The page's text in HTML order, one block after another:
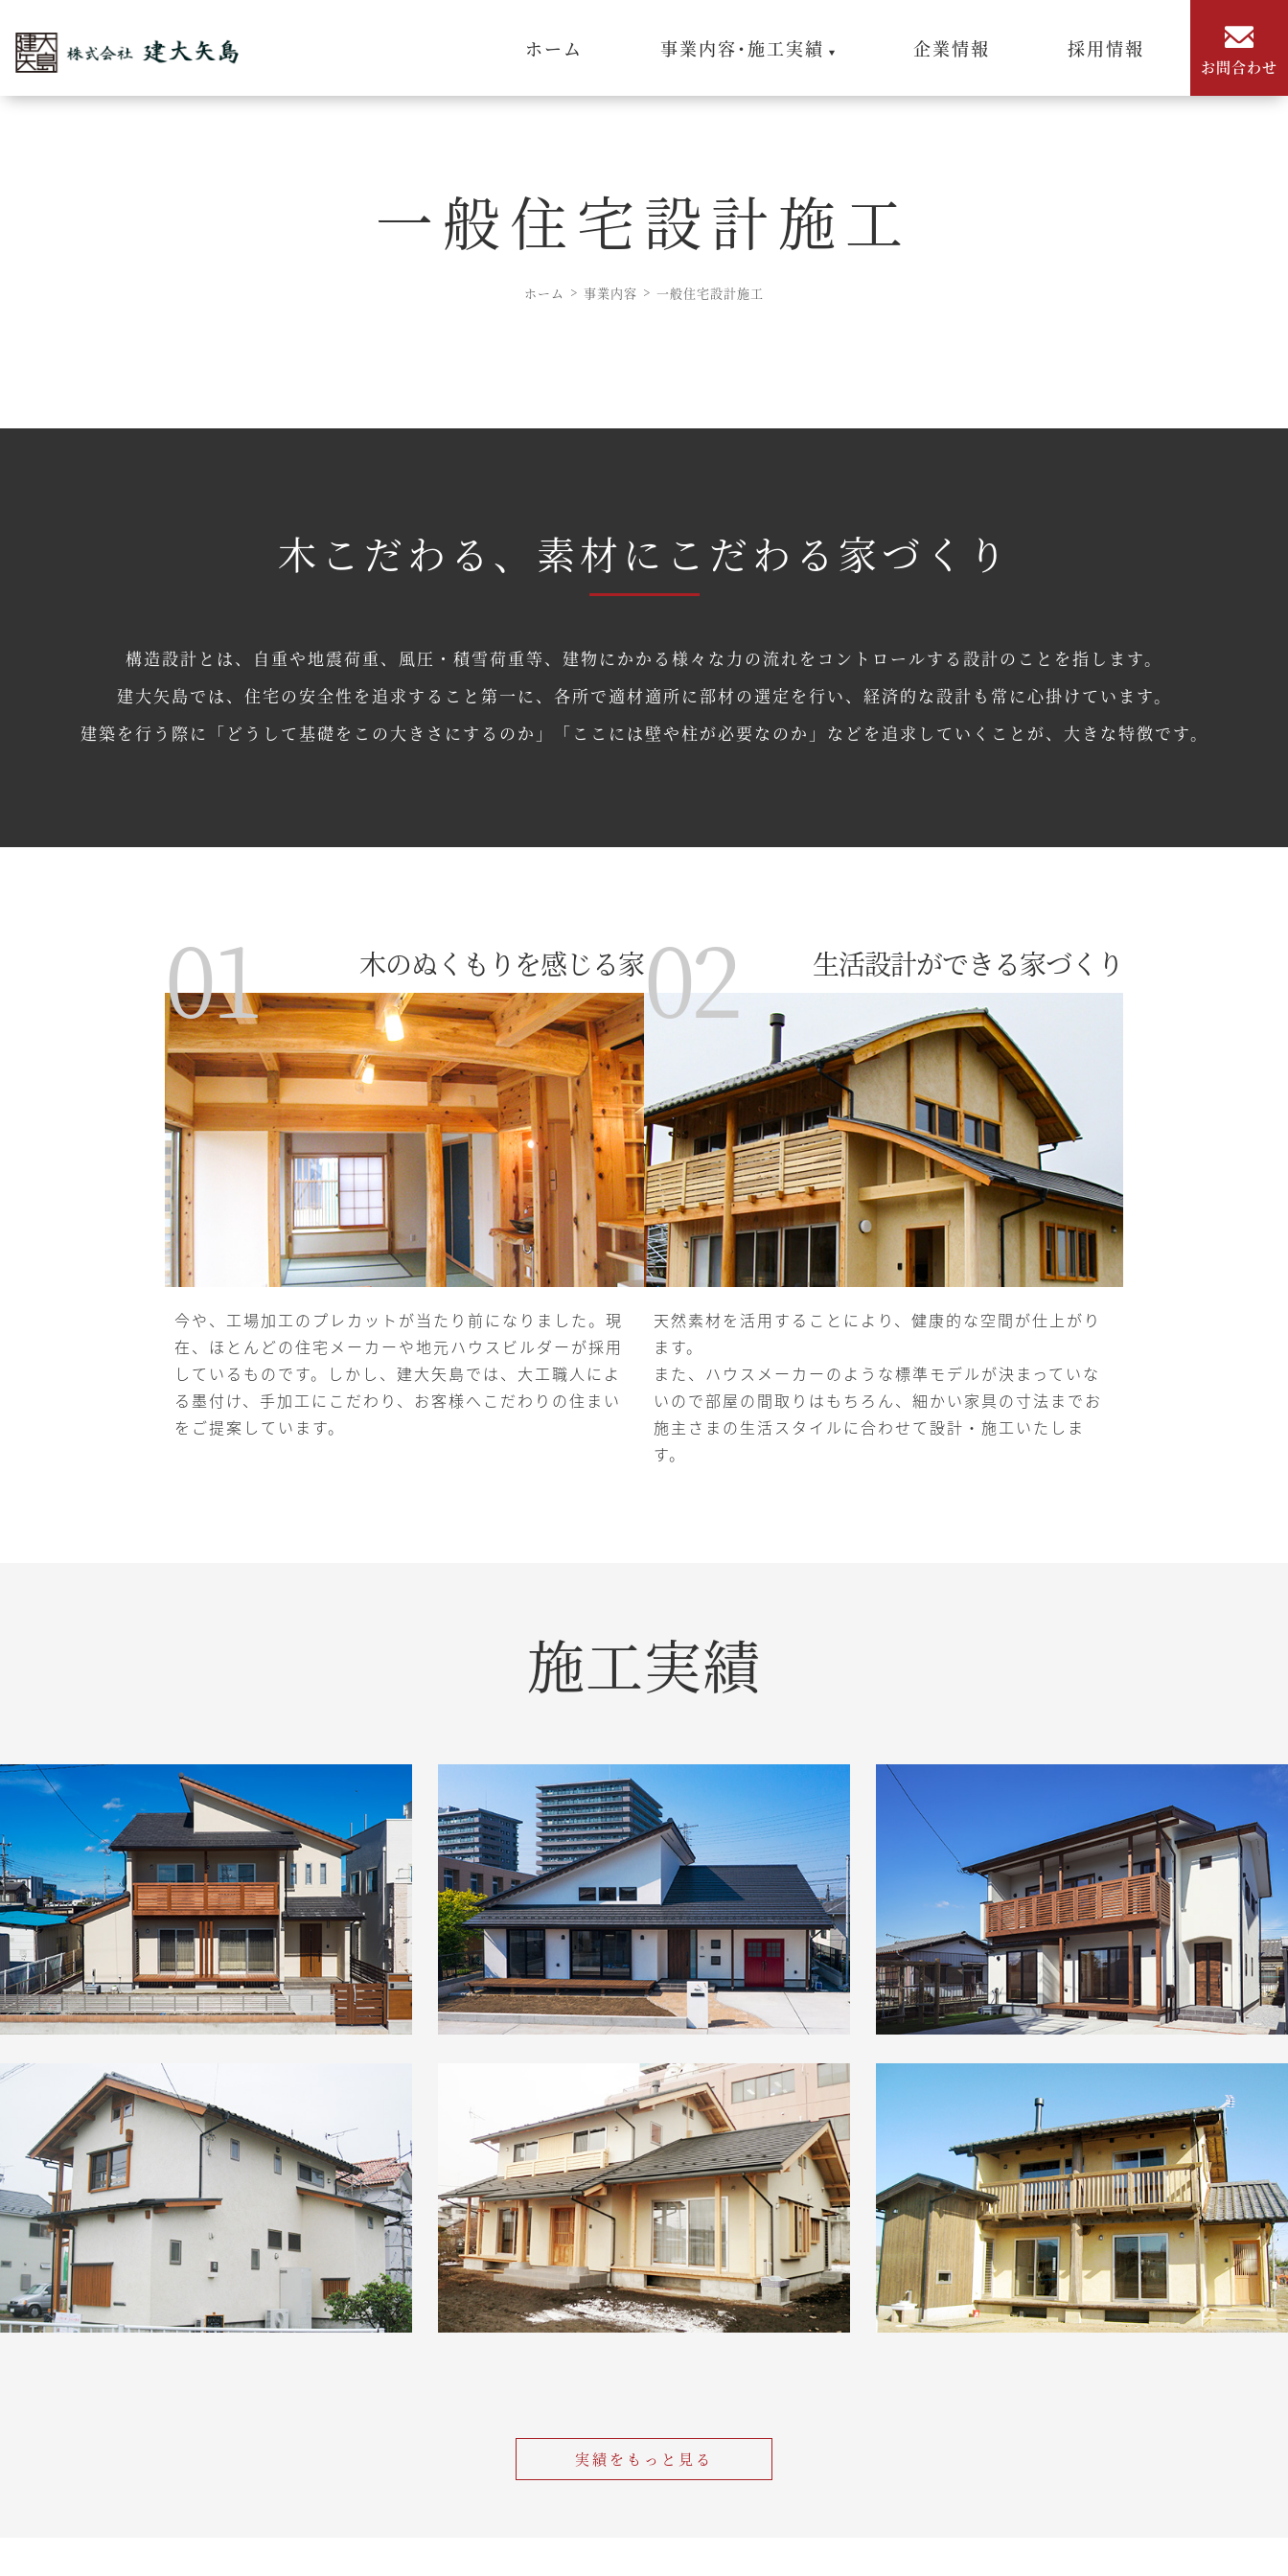
ホーム 事業内容･施工実績 企業情報 採用情報
お問合わせ
一般住宅設計施工
ホーム 事業内容 一般住宅設計施工
木こだわる、素材にこだわる家づくり
構造設計とは、自重や地震荷重、風圧・積雪荷重等、建物にかかる様々な力の流れをコントロールする設計のことを指します。
建大矢島では、住宅の安全性を追求すること第一に、各所で適材適所に部材の選定を行い、経済的な設計も常に心掛けています。
建築を行う際に「どうして基礎をこの大きさにするのか」「ここには壁や柱が必要なのか」などを追求していくことが、大きな特徴です。
木のぬくもりを感じる家
01
今や、工場加工のプレカットが当たり前になりました。現
在、ほとんどの住宅メーカーや地元ハウスビルダーが採用
しているものです。しかし、建大矢島では、大工職人によ
る墨付け、手加工にこだわり、お客様へこだわりの住まい
をご提案しています。
生活設計ができる家づくり
02
天然素材を活用することにより、健康的な空間が仕上がり
ます。
また、ハウスメーカーのような標準モデルが決まっていな
いので部屋の間取りはもちろん、細かい家具の寸法までお
施主さまの生活スタイルに合わせて設計・施工いたしま
す。
施工実績
実績をもっと見る